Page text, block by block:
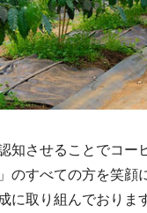
知させることでコー
のすべての方を笑
に取り組んでおりま